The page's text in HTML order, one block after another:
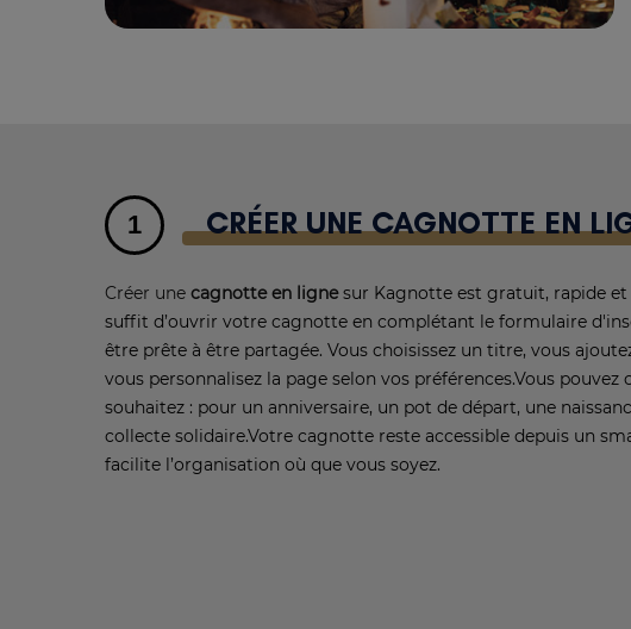
1 CRÉER UNE CAGNOTTE EN
Créer une cagnotte en lignesur Kagnotte est gratuit, rapide et
suffit d’ouvrir votre cagnotte en complétant le formulaire
être prête à être partagée. Vous choisissez un titre, vous
vous personnalisez la page selon vos préférences.Vous pouvez
souhaitez : pour un anniversaire, un pot de départ, une
collecte solidaire.Votre cagnotte reste accessible depuis un
facilite l’organisation où que vous soyez.